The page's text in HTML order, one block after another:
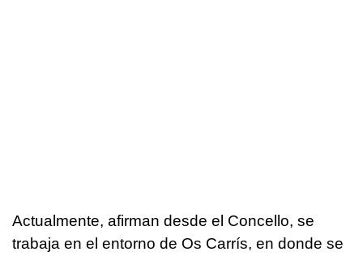
Actualmente, afirman desde el Concello, se
trabaja en el entorno de Os Carrís, en donde se